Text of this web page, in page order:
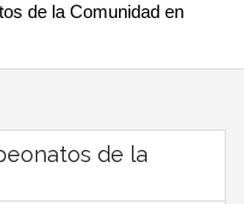
de la Comunidad en
de la